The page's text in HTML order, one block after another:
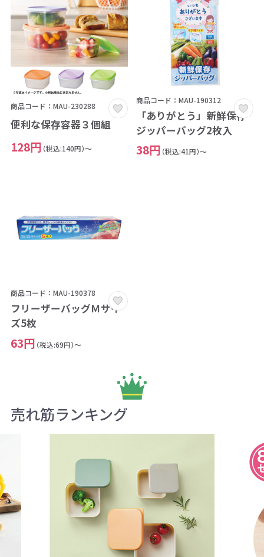
商品コード：MAU-230288
便利な保存容器３個組
128円 （税込:140円）～
商品コード：MAU-190312
「ありがとう」新鮮保存
ジッパーバッグ2枚入
38円 （税込:41円）～
商品コード：MAU-190378
フリーザーバッグＭサイ
ズ5枚
63円 （税込:69円）～
売れ筋ランキング